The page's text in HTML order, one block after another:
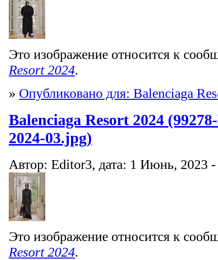
Это изображение относится к
Resort 2024.
» Опубликовано для: Balenciaga
Balenciaga Resort 2024
2024-03.jpg)
Автор: Editor3, дата: 1 Июнь, 2023
Это изображение относится к
Resort 2024.